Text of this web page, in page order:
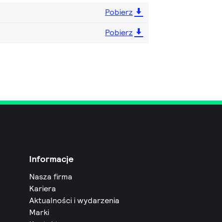
Pobierz
Pobierz
Informacje
Nasza firma
Kariera
Aktualności i wydarzenia
Marki